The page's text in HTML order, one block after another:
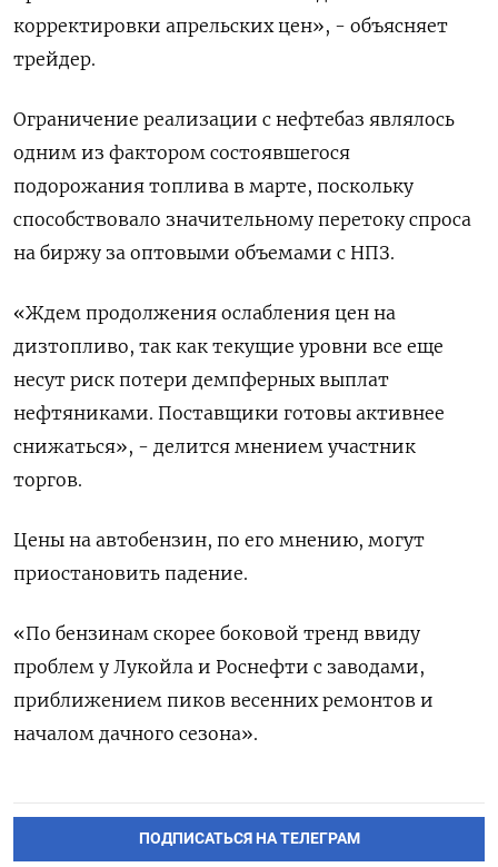
корректировки апрельских цен», - объясняет
трейдер.
Ограничение реализации с нефтебаз являлось
одним из фактором состоявшегося
подорожания топлива в марте, поскольку
способствовало значительному перетоку спроса
на биржу за оптовыми объемами с НПЗ.
«Ждем продолжения ослабления цен на
дизтопливо, так как текущие уровни все еще
несут риск потери демпферных выплат
нефтяниками. Поставщики готовы активнее
снижаться», - делится мнением участник
торгов.
Цены на автобензин, по его мнению, могут
приостановить падение.
«По бензинам скорее боковой тренд ввиду
проблем у Лукойла и Роснефти с заводами,
приближением пиков весенних ремонтов и
началом дачного сезона».
ПОДПИСАТЬСЯ НА ТЕЛЕГРАМ